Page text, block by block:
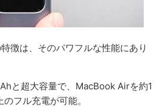
徴は、そのパワフルな性能にあり
と超大容量で、MacBook Airを約1
フル充電が可能。